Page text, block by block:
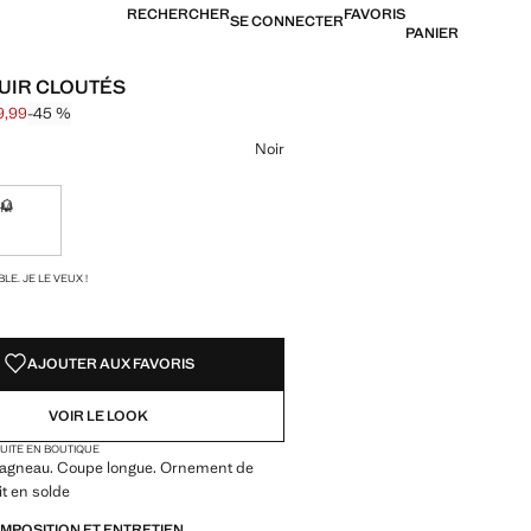
RECHERCHERSE CONNECTERFAVORIS
PANIER
CLOUTÉS
[$ 109,99 ]
59,99 ]-45 %
couleur
Noir
M
!
JE LE VEUX !
AJOUTER AUX FAVORIS
VOIR LE LOOK
EN BOUTIQUE
Coupe longue. Ornement de
en solde